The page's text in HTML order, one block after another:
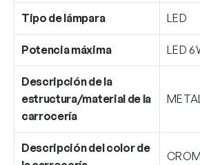
Tipo de lámpara LED
Potencia máxima LED
Descripción de la
estructura/material de la
carrocería
Descripción del color de